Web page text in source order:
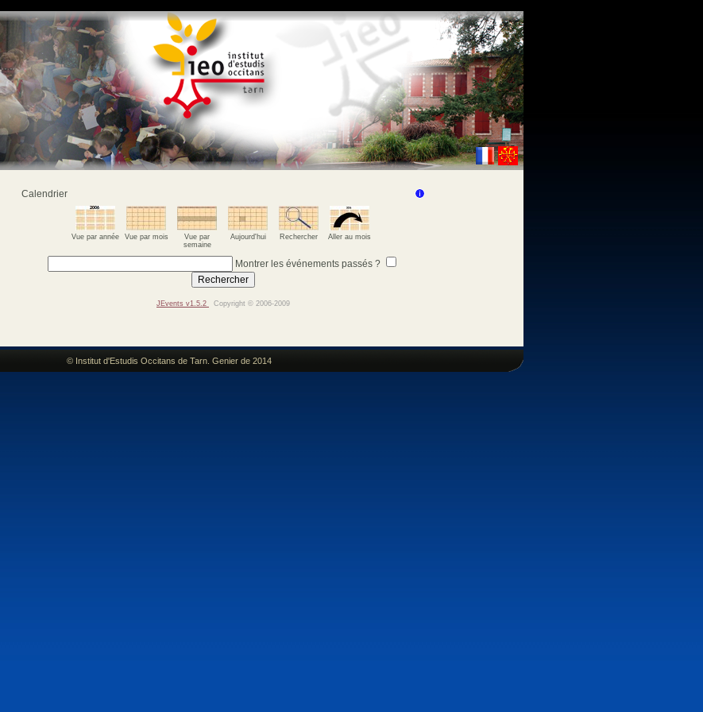
Calendrier
Vue par année Vue par mois
Vue par
semaine
Aujourd'hui Rechercher Aller au mois
Montrer les événements passés ?
JEvents v1.5.2 Copyright © 2006-2009
© Institut d'Estudis Occitans de Tarn. Genier de 2014